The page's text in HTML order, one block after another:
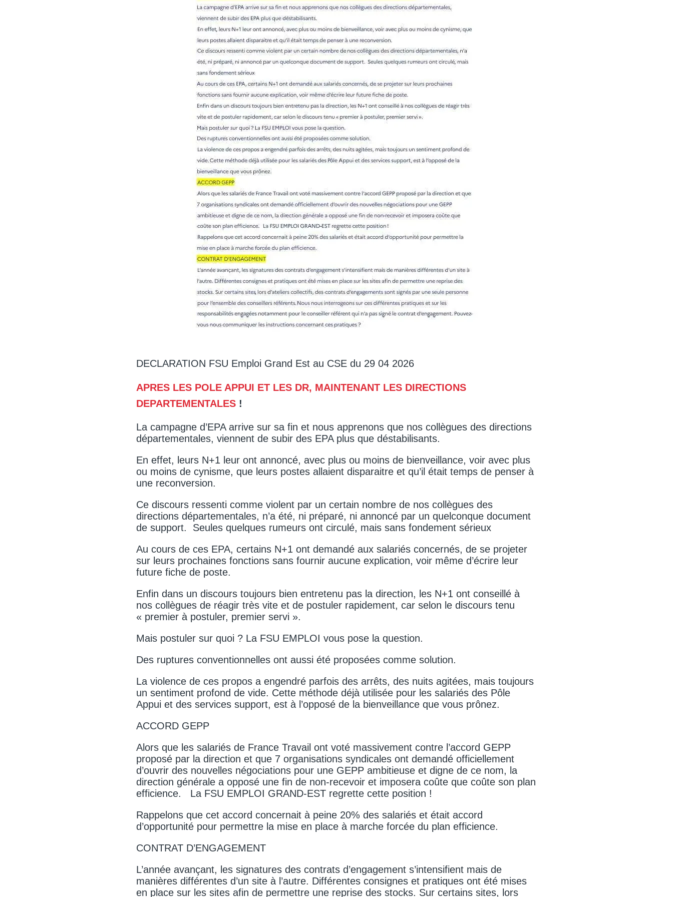
DECLARATION FSU Emploi Grand Est au CSE du 29 04 2026
APRES LES POLE APPUI ET LES DR, MAINTENANT LES DIRECTIONS
DEPARTEMENTALES !
La campagne d’EPA arrive sur sa fin et nous apprenons que nos collègues des directions
départementales, viennent de subir des EPA plus que déstabilisants.
En effet, leurs N+1 leur ont annoncé, avec plus ou moins de bienveillance, voir avec plus
ou moins de cynisme, que leurs postes allaient disparaitre et qu’il était temps de penser à
une reconversion.
Ce discours ressenti comme violent par un certain nombre de nos collègues des
directions départementales, n’a été, ni préparé, ni annoncé par un quelconque document
de support. Seules quelques rumeurs ont circulé, mais sans fondement sérieux
Au cours de ces EPA, certains N+1 ont demandé aux salariés concernés, de se projeter
sur leurs prochaines fonctions sans fournir aucune explication, voir même d’écrire leur
future fiche de poste.
Enfin dans un discours toujours bien entretenu pas la direction, les N+1 ont conseillé à
nos collègues de réagir très vite et de postuler rapidement, car selon le discours tenu
« premier à postuler, premier servi ».
Mais postuler sur quoi ? La FSU EMPLOI vous pose la question.
Des ruptures conventionnelles ont aussi été proposées comme solution.
La violence de ces propos a engendré parfois des arrêts, des nuits agitées, mais toujours
un sentiment profond de vide. Cette méthode déjà utilisée pour les salariés des Pôle
Appui et des services support, est à l’opposé de la bienveillance que vous prônez.
ACCORD GEPP
Alors que les salariés de France Travail ont voté massivement contre l’accord GEPP
proposé par la direction et que 7 organisations syndicales ont demandé officiellement
d’ouvrir des nouvelles négociations pour une GEPP ambitieuse et digne de ce nom, la
direction générale a opposé une fin de non-recevoir et imposera coûte que coûte son plan
efficience. La FSU EMPLOI GRAND-EST regrette cette position !
Rappelons que cet accord concernait à peine 20% des salariés et était accord
d’opportunité pour permettre la mise en place à marche forcée du plan efficience.
CONTRAT D’ENGAGEMENT
L’année avançant, les signatures des contrats d’engagement s’intensifient mais de
manières différentes d’un site à l’autre. Différentes consignes et pratiques ont été mises
en place sur les sites afin de permettre une reprise des stocks. Sur certains sites, lors